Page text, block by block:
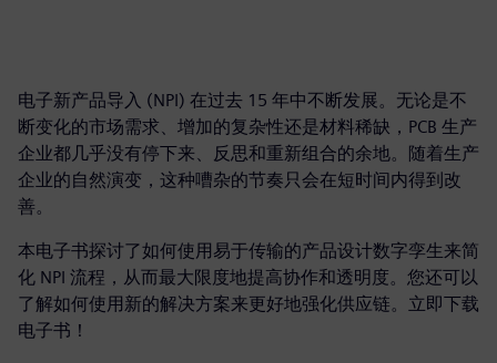
电子新产品导入 (NPI) 在过去 15 年中不断发展。无论是不
断变化的市场需求、增加的复杂性还是材料稀缺，PCB 生产
企业都几乎没有停下来、反思和重新组合的余地。随着生产
企业的自然演变，这种嘈杂的节奏只会在短时间内得到改
善。
本电子书探讨了如何使用易于传输的产品设计数字孪生来简
化 NPI 流程，从而最大限度地提高协作和透明度。您还可以
了解如何使用新的解决方案来更好地强化供应链。立即下载
电子书！